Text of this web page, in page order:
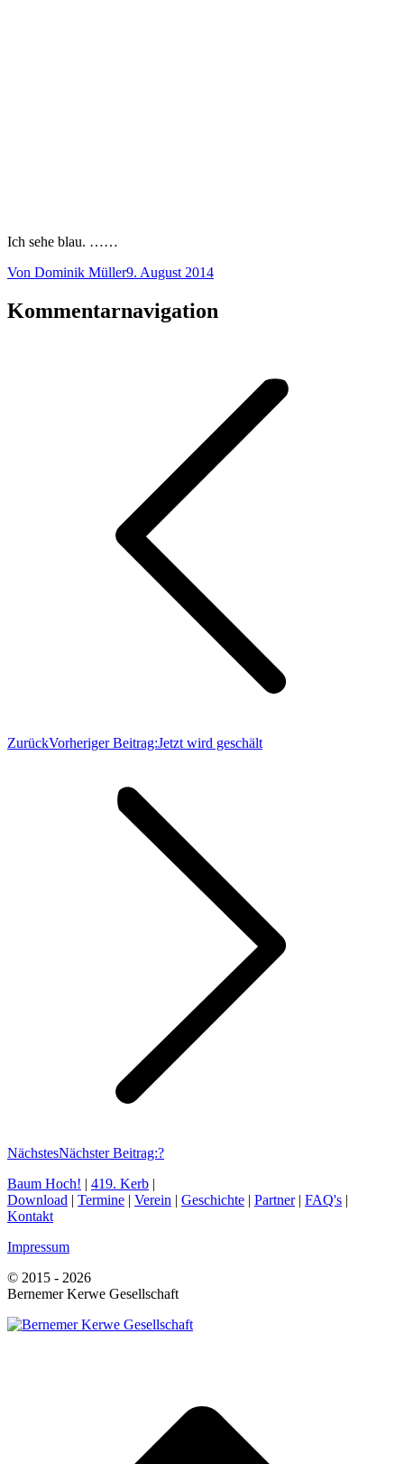
Ich sehe blau. ……
Von Dominik Müller9. August 2014
Kommentarnavigation
ZurückVorheriger Beitrag:Jetzt wird geschält
NächstesNächster Beitrag:?
Baum Hoch! | 419. Kerb |
Download | Termine | Verein | Geschichte | Partner| FAQ's |
Kontakt
Impressum
© 2015 - 2026
Bernemer Kerwe Gesellschaft